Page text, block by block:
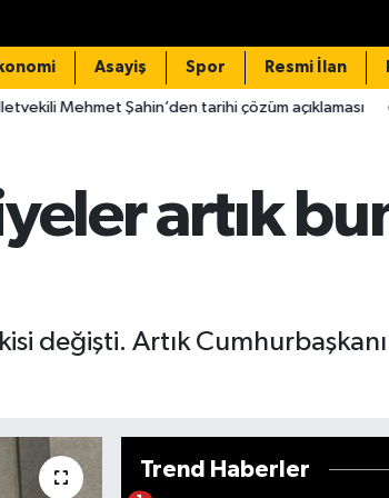
Asayiş Spor Resmi İlan
tarihi çözüm açıklaması 13:42
artık
değişti. Artık Cumhurbaşkanı
Trend Haberler